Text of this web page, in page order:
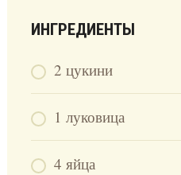
ИНГРЕДИЕНТЫ
2 цукини
1 луковица
4 яйца